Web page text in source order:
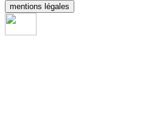
mentions légales